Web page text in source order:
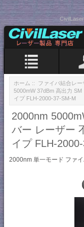
ホーム :: ファイバ結合レー
5000mW 37dBm 高出力
イプ FLH-2000-37-SM-M
2000nm
バー レーザー
イプ FLH-
2000nm 単一モード ファ